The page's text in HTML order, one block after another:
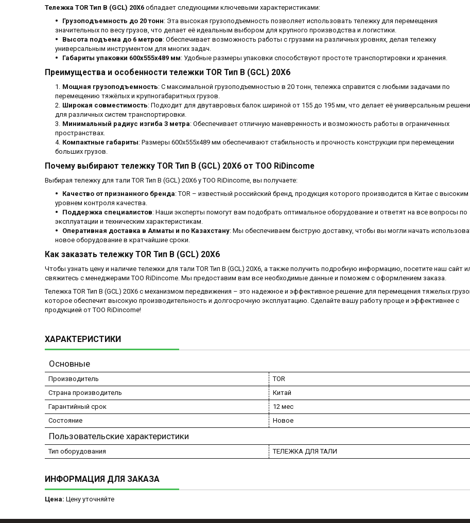
Тележка TOR Тип В (GCL) 20Х6 обладает следующими ключевыми характеристиками:
Грузоподъемность до 20 тонн: Эта высокая грузоподъемность позволяет использовать тележку для перемещения
значительных по весу грузов, что делает её идеальным выбором для крупного производства и логистики.
Высота подъема до 6 метров: Обеспечивает возможность работы с грузами на различных уровнях, делая тележку
универсальным инструментом для многих задач.
Габариты упаковки 600x555x489 мм: Удобные размеры упаковки способствуют простоте транспортировки и хранения.
Преимущества и особенности тележки TOR Тип В (GCL) 20Х6
Мощная грузоподъемность: С максимальной грузоподъемностью в 20 тонн, тележка справится с любыми задачами по
перемещению тяжёлых и крупногабаритных грузов.
Широкая совместимость: Подходит для двутавровых балок шириной от 155 до 195 мм, что делает её универсальным
для различных систем транспортировки.
Минимальный радиус изгиба 3 метра: Обеспечивает отличную маневренность и возможность работы в ограниченных
пространствах.
Компактные габариты: Размеры 600x555x489 мм обеспечивают стабильность и прочность конструкции при перемещении
больших грузов.
Почему выбирают тележку TOR Тип В (GCL) 20Х6 от ТОО RiDincome
Выбирая тележку для тали TOR Тип В (GCL) 20Х6 у ТОО RiDincome, вы получаете:
Качество от признанного бренда: TOR – известный российский бренд, продукция которого производится в Китае с высоким
уровнем контроля качества.
Поддержка специалистов: Наши эксперты помогут вам подобрать оптимальное оборудование и ответят на все вопросы по
эксплуатации и техническим характеристикам.
Оперативная доставка в Алматы и по Казахстану: Мы обеспечиваем быструю доставку, чтобы вы могли начать
новое оборудование в кратчайшие сроки.
Как заказать тележку TOR Тип В (GCL) 20Х6
Чтобы узнать цену и наличие тележки для тали TOR Тип В (GCL) 20Х6, а также получить подробную информацию, посетите наш сайт
свяжитесь с менеджерами ТОО RiDincome. Мы предоставим вам все необходимые данные и поможем с оформлением заказа.
Тележка TOR Тип В (GCL) 20Х6 с механизмом передвижения – это надежное и эффективное решение для перемещения тяжелых
которое обеспечит высокую производительность и долгосрочную эксплуатацию. Сделайте вашу работу проще и эффективнее с
продукцией от ТОО RiDincome!
ХАРАКТЕРИСТИКИ
Основные
Производитель
TOR
Страна производитель
Китай
Гарантийный срок
12 мес
Состояние
Новое
Пользовательские характеристики
Тип оборудования ТЕЛЕЖКА ДЛЯ ТАЛИ
ИНФОРМАЦИЯ ДЛЯ ЗАКАЗА
Цена: Цену уточняйте